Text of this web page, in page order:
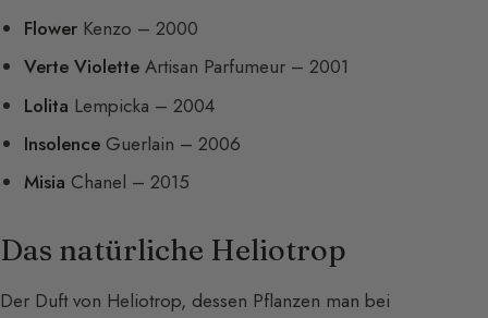
Flower Kenzo – 2000
Verte Violette Artisan Parfumeur – 2001
Lolita Lempicka – 2004
Insolence Guerlain – 2006
Misia Chanel – 2015
Das natürliche Heliotrop
Der Duft von Heliotrop, dessen Pflanzen man bei